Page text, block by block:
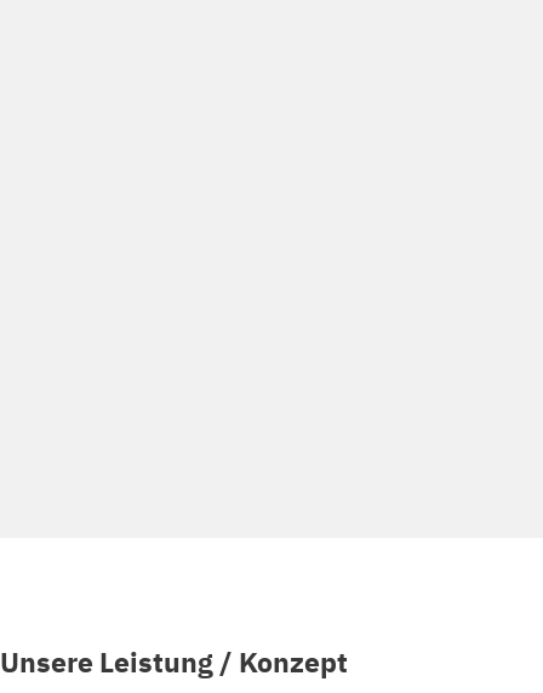
Unsere Leistung / Konzept